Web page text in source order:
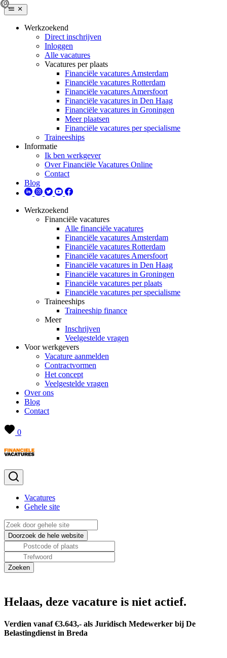
Werkzoekend
Direct inschrijven
Inloggen
Alle vacatures
Vacatures per plaats
Financiële vacatures Amsterdam
Financiële vacatures Rotterdam
Financiële vacatures Amersfoort
Financiële vacatures in Den Haag
Financiële vacatures in Groningen
Meer plaatsen
Financiële vacatures per specialisme
Traineeships
Informatie
Ik ben werkgever
Over Financiële Vacatures Online
Contact
Blog
Werkzoekend
Financiële vacatures
Alle financiële vacatures
Financiële vacatures Amsterdam
Financiële vacatures Rotterdam
Financiële vacatures Amersfoort
Financiële vacatures in Den Haag
Financiële vacatures in Groningen
Financiële vacatures per plaats
Financiële vacatures per specialisme
Traineeships
Traineeship finance
Meer
Inschrijven
Veelgestelde vragen
Voor werkgevers
Vacature aanmelden
Contractvormen
Het concept
Veelgestelde vragen
Over ons
Blog
Contact
0
Vacatures
Gehele site
Helaas, deze vacature is niet actief.
Verdien vanaf €3.643,- als Juridisch Medewerker bij De
Belastingdienst in Breda